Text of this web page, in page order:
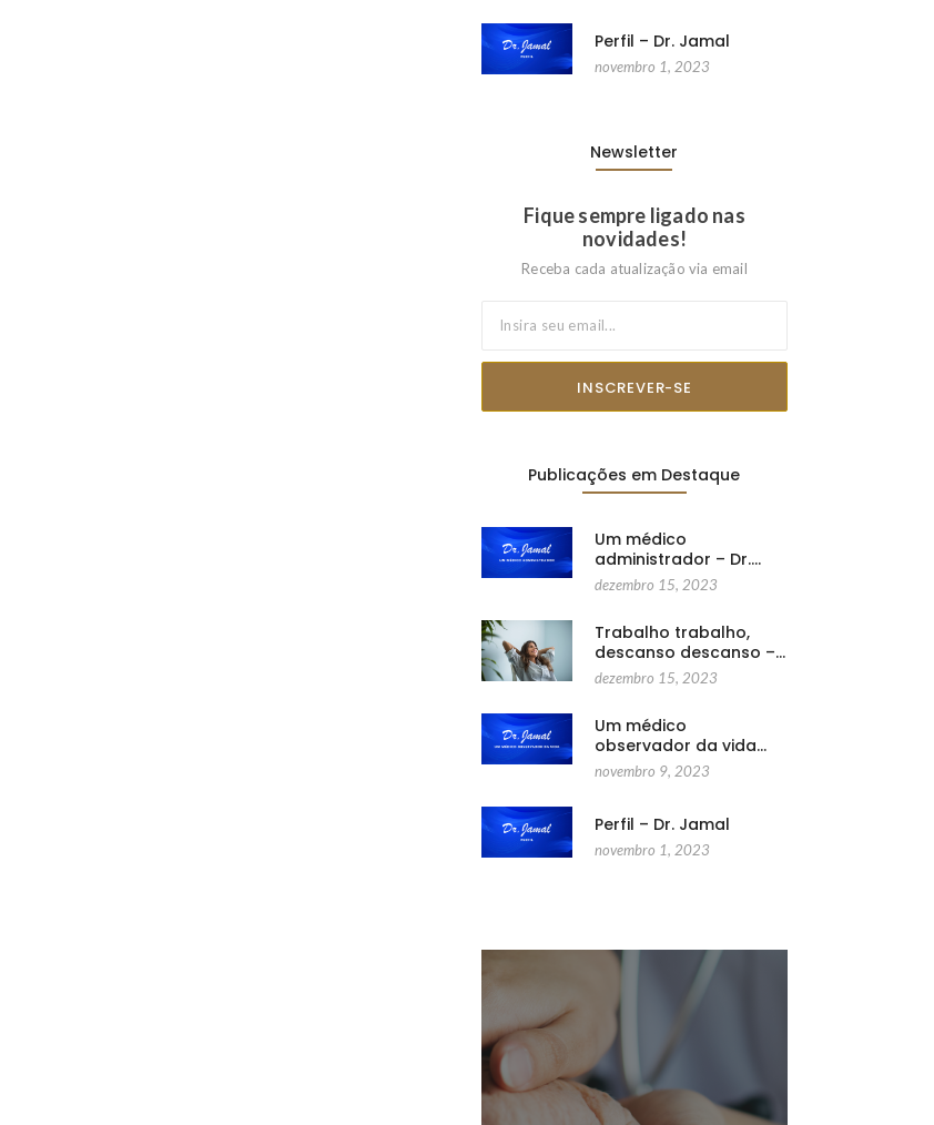
Perfil – Dr. Jamal
novembro 1, 2023
Newsletter
Fique sempre ligado nas
novidades!
Receba cada atualização via email
INSCREVER-SE
Publicações em Destaque
Um médico
administrador – Dr.…
dezembro 15, 2023
Trabalho trabalho,
descanso descanso –…
dezembro 15, 2023
Um médico
observador da vida…
novembro 9, 2023
Perfil – Dr. Jamal
novembro 1, 2023